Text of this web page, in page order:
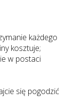
każdego
kosztuje;
w postaci